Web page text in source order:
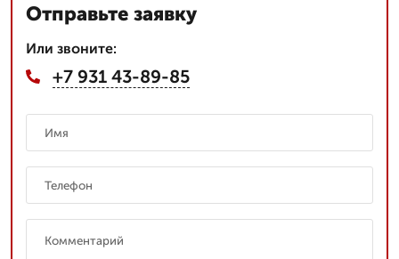
Отправьте заявку
Или звоните:
+7 931 43-89-85